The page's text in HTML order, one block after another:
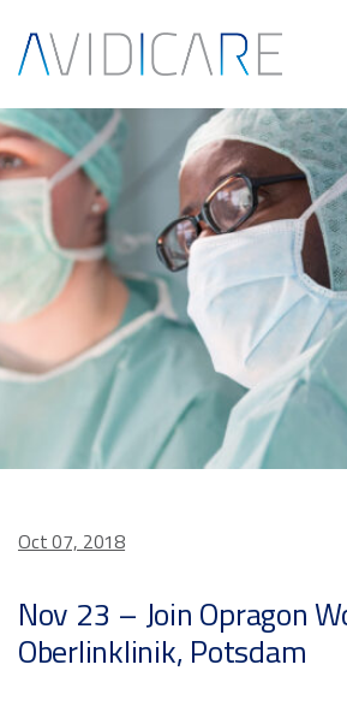
Oct 07, 2018
Nov 23 – Join Opragon
Oberlinklinik, Potsdam